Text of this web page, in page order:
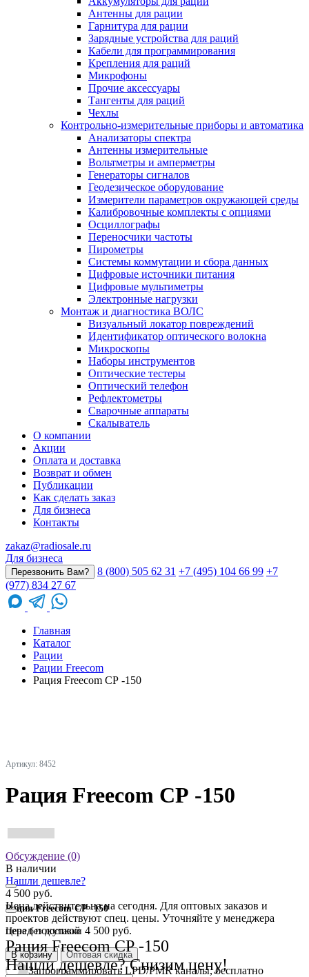
Антенны для рации
Гарнитура для рации
Зарядные устройства для раций
Кабели для программирования
Крепления для раций
Микрофоны
Прочие аксессуары
Тангенты для раций
Чехлы
Контрольно-измерительные приборы и автоматика
Анализаторы спектра
Антенны измерительные
Вольтметры и амперметры
Генераторы сигналов
Геодезическое оборудование
Измерители параметров окружающей среды
Калибровочные комплекты с опциями
Осциллографы
Переносчики частоты
Пирометры
Системы коммутации и сбора данных
Цифровые источники питания
Цифровые мультиметры
Электронные нагрузки
Монтаж и диагностика ВОЛС
Визуальный локатор повреждений
Идентификатор оптического волокна
Микроскопы
Наборы инструментов
Оптические тестеры
Оптический телефон
Рефлектометры
Сварочные аппараты
Скалыватель
О компании
Акции
Оплата и доставка
Возврат и обмен
Публикации
Как сделать заказ
Для бизнеса
Контакты
zakaz@radiosale.ru
Для бизнеса
Перезвонить Вам? 8 (800) 505 62 31 +7 (495) 104 66 99 +7
(977) 834 27 67
Главная
Каталог
Рации
Рации Freecom
Рация Freecom СР -150
Артикул: 8452
Рация Freecom СР -150
Обсуждение (0)
Рация Freecom СР -150
Цена без доставки 4 500 руб.
Рация Freecom СР -150
Нашли дешевле? Снизим цену!
В наличии
Нашли дешевле?
4 500 руб.
Цена действительна на сегодня. Для оптовых заказов и
проектов действуют спец. цены. Уточняйте у менеджера
перед покупкой
В корзину Оптовая скидка
Запрограммировать LPD/PMR каналы, бесплатно